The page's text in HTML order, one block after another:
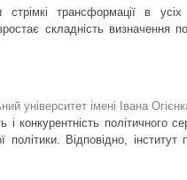
стрімкі трансформації в усіх
складність визначення
університет імені Івана
і конкурентність політичного
Відповідно, інститут